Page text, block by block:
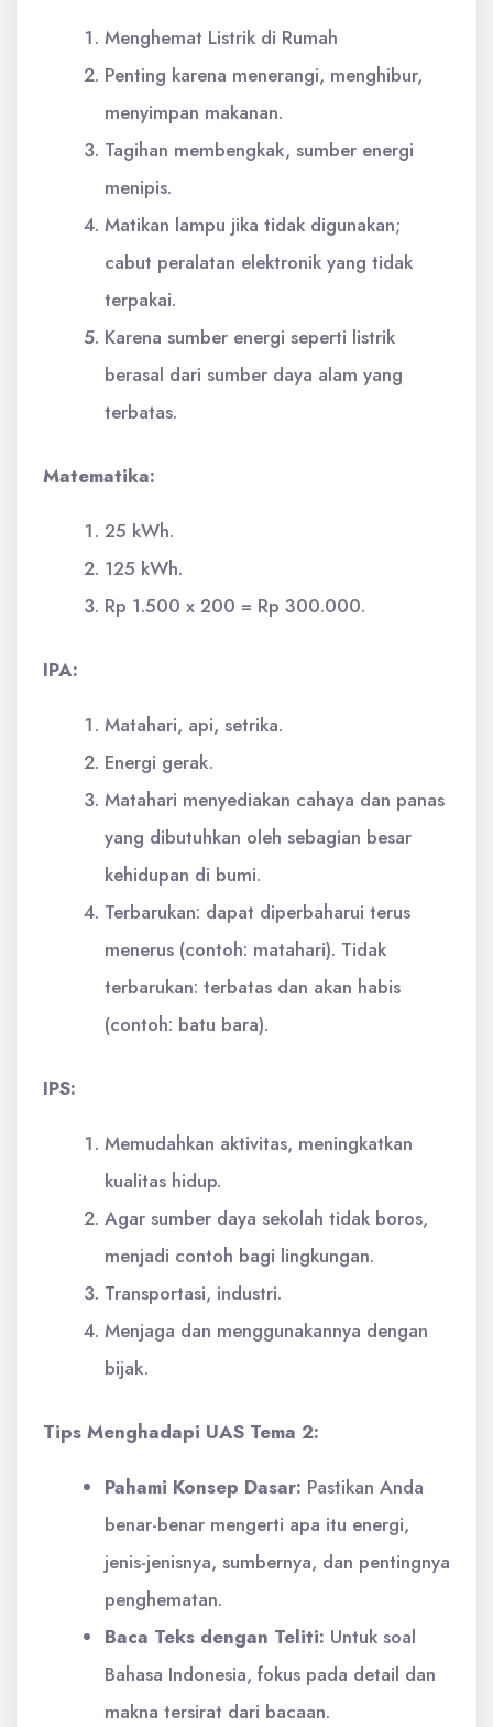
Menghemat Listrik di Rumah
Penting karena menerangi, menghibur,
menyimpan makanan.
Tagihan membengkak, sumber energi
menipis.
Matikan lampu jika tidak digunakan;
cabut peralatan elektronik yang tidak
terpakai.
Karena sumber energi seperti listrik
berasal dari sumber daya alam yang
terbatas.
Matematika:
25 kWh.
125 kWh.
Rp 1.500 x 200 = Rp 300.000.
IPA:
Matahari, api, setrika.
Energi gerak.
Matahari menyediakan cahaya dan panas
yang dibutuhkan oleh sebagian besar
kehidupan di bumi.
Terbarukan: dapat diperbaharui terus
menerus (contoh: matahari). Tidak
terbarukan: terbatas dan akan habis
(contoh: batu bara).
IPS:
Memudahkan aktivitas, meningkatkan
kualitas hidup.
Agar sumber daya sekolah tidak boros,
menjadi contoh bagi lingkungan.
Transportasi, industri.
Menjaga dan menggunakannya dengan
bijak.
Tips Menghadapi UAS Tema 2:
Pahami Konsep Dasar: Pastikan Anda
benar-benar mengerti apa itu energi,
jenis-jenisnya, sumbernya, dan pentingnya
penghematan.
Baca Teks dengan Teliti: Untuk soal
Bahasa Indonesia, fokus pada detail dan
makna tersirat dari bacaan.